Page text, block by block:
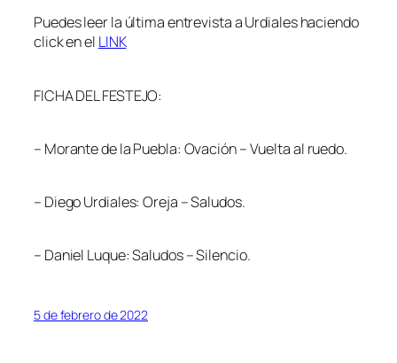
Puedes leer la última entrevista a Urdiales haciendo
click en el LINK
FICHA DEL FESTEJO:
– Morante de la Puebla: Ovación – Vuelta al ruedo.
– Diego Urdiales: Oreja – Saludos.
– Daniel Luque: Saludos – Silencio.
5 de febrero de 2022